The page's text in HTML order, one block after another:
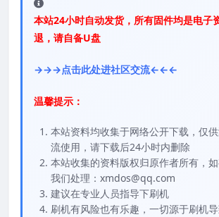
本站24小时自动发货，所有固件均是电子
退，请自备U盘
→→→点击此处进社区交流←←←
温馨提示：
本站资料均收集于网络公开下载，仅
流使用，请下载后24小时内删除
本站收集的资料版权归原作者所有，
我们处理：xmdos@qq.com
建议在专业人员指导下刷机
刷机有风险也有乐趣，一切源于刷机